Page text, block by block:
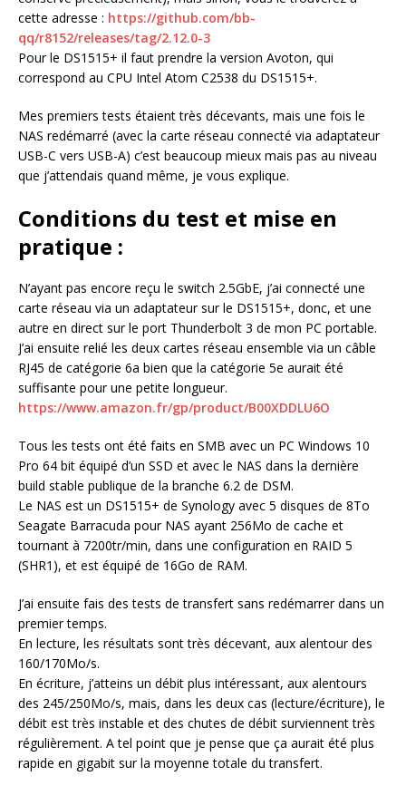
cette adresse : https://github.com/bb-
qq/r8152/releases/tag/2.12.0-3
Pour le DS1515+ il faut prendre la version Avoton, qui
correspond au CPU Intel Atom C2538 du DS1515+.
Mes premiers tests étaient très décevants, mais une fois le
NAS redémarré (avec la carte réseau connecté via adaptateur
USB-C vers USB-A) c’est beaucoup mieux mais pas au niveau
que j’attendais quand même, je vous explique.
Conditions du test et mise en
pratique :
N’ayant pas encore reçu le switch 2.5GbE, j’ai connecté une
carte réseau via un adaptateur sur le DS1515+, donc, et une
autre en direct sur le port Thunderbolt 3 de mon PC portable.
J’ai ensuite relié les deux cartes réseau ensemble via un câble
RJ45 de catégorie 6a bien que la catégorie 5e aurait été
suffisante pour une petite longueur.
https://www.amazon.fr/gp/product/B00XDDLU6O
Tous les tests ont été faits en SMB avec un PC Windows 10
Pro 64 bit équipé d’un SSD et avec le NAS dans la dernière
build stable publique de la branche 6.2 de DSM.
Le NAS est un DS1515+ de Synology avec 5 disques de 8To
Seagate Barracuda pour NAS ayant 256Mo de cache et
tournant à 7200tr/min, dans une configuration en RAID 5
(SHR1), et est équipé de 16Go de RAM.
J’ai ensuite fais des tests de transfert sans redémarrer dans un
premier temps.
En lecture, les résultats sont très décevant, aux alentour des
160/170Mo/s.
En écriture, j’atteins un débit plus intéressant, aux alentours
des 245/250Mo/s, mais, dans les deux cas (lecture/écriture), le
débit est très instable et des chutes de débit surviennent très
régulièrement. A tel point que je pense que ça aurait été plus
rapide en gigabit sur la moyenne totale du transfert.